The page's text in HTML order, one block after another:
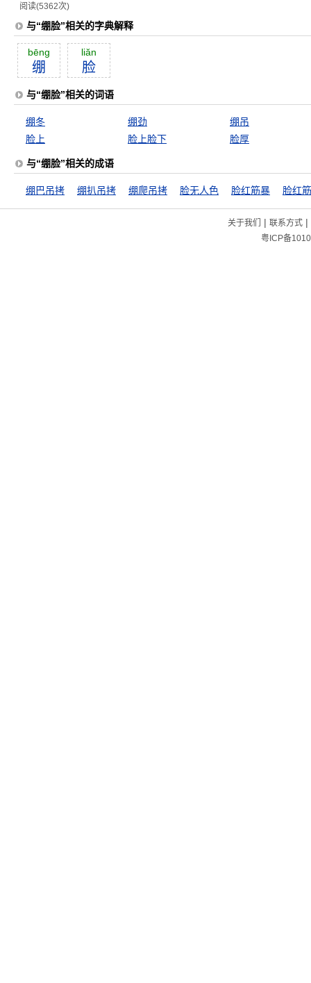
阅读(5362次)
与“绷脸”相关的字典解释
bēng
绷
liăn
脸
与“绷脸”相关的词语
绷冬 绷劲
绷吊
脸上
脸上脸下 脸厚
与“绷脸”相关的成语
绷巴吊拷 绷扒吊拷 绷爬吊拷 脸无人色 脸红筋暴 脸红
关于我们 | 联系方式|
粤ICP备